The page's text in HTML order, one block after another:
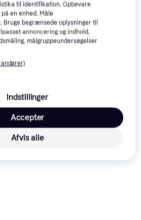
1.408 kr.
9+ butikker
Trender
til identifikation. Opbevare
en enhed. Måle
Bruge begrænsede oplysninger til
annoncering og indhold,
målgruppeundersøgelser
Indstillinger
Afvis alle
Accepter